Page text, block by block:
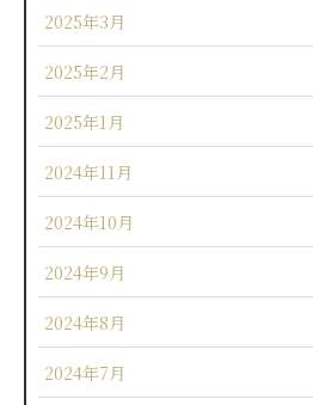
2025年3月
2025年2月
2025年1月
2024年11月
2024年10月
2024年9月
2024年8月
2024年7月